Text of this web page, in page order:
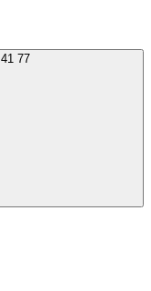
+7 (903) 186 41 77